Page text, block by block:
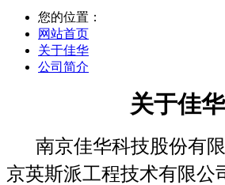
您的位置：
网站首页
关于佳华
公司简介
关于佳华
南京佳华科技股份有
京英斯派工程技术有限公